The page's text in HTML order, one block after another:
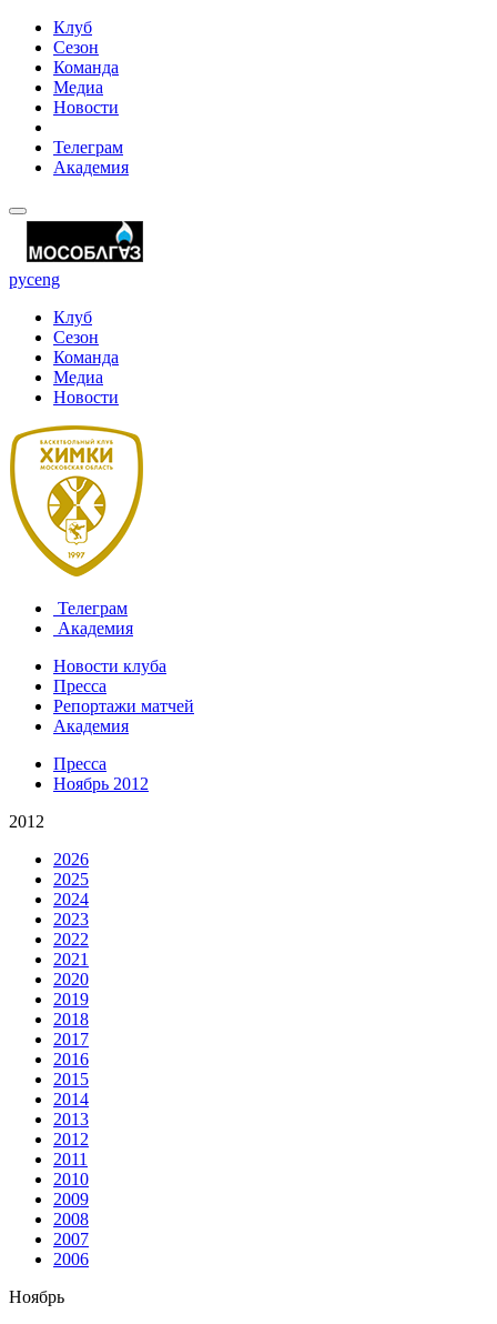
Клуб
Сезон
Команда
Медиа
Новости
Телеграм
Академия
русeng
Клуб
Сезон
Команда
Медиа
Новости
Телеграм
Академия
Новости клуба
Пресса
Репортажи матчей
Академия
Пресса
Ноябрь 2012
2012
2026
2025
2024
2023
2022
2021
2020
2019
2018
2017
2016
2015
2014
2013
2012
2011
2010
2009
2008
2007
2006
Ноябрь